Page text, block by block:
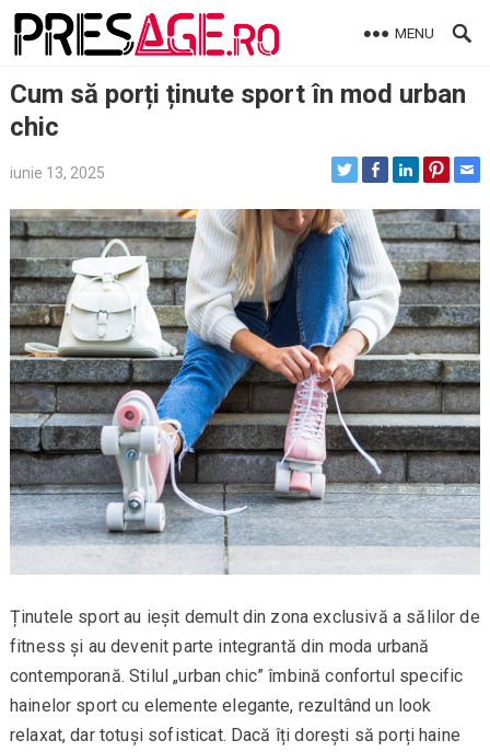
Skip
MENU
Cum să porți ținute sport în mod urban
chic
iunie 13, 2025
Ținutele sport au ieșit demult din zona exclusivă a sălilor de
fitness și au devenit parte integrantă din moda urbană
contemporană. Stilul „urban chic” îmbină confortul specific
hainelor sport cu elemente elegante, rezultând un look
relaxat, dar totuși sofisticat. Dacă îți dorești să porți haine